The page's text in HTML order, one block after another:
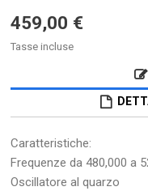
459,00 €
Tasse incluse
Caratteristiche:
Frequenze da 480,000 a
Oscillatore al quarzo